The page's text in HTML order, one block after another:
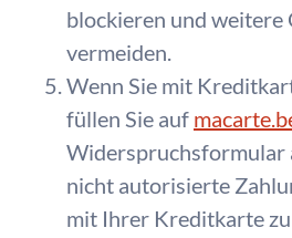
blockieren und weitere
vermeiden.
Wenn Sie mit
füllen Sie auf
Widerspruchsformular
nicht autorisierte
mit Ihrer Kreditkarte